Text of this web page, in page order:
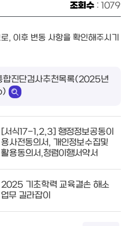
조회수 : 1079
, 이후 변동 사항을 확인해주시기
합진단검사추천목록(2025년
[서식17-1,2,3] 행정정보공동이
용사전동의서, 개인정보수집및
활용동의서,청렴이행서약서
2025 기초학력 교육결손 해소
업무 길라잡이